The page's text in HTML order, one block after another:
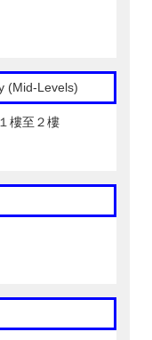
(Mid-Levels)
樓至２樓